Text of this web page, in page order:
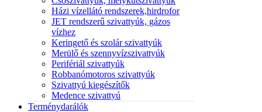
Házi vízellátó rendszerek,hirdrofor
JET rendszerű szivattyúk, gázos
vízhez
Keringető és szolár szivattyúk
Merülő és szennyvízszivattyúk
Perifériál szivattyúk
Robbanómotoros szivattyúk
Szivattyú kiegészítők
Medence szivattyú
Terménydarálók